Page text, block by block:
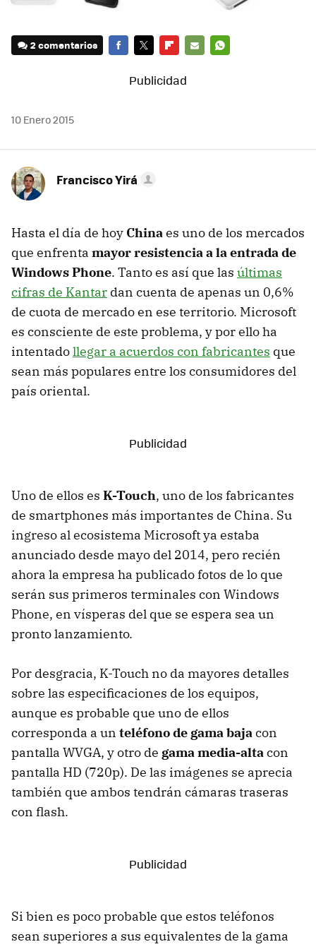
2 comentarios
MAIL
10 Enero 2015
Francisco Yirá
Hasta el día de hoy Chinaes uno de los mercados
que enfrenta mayor resistencia a la entrada de
Windows Phone. Tanto es así que las últimas
cifras de Kantar dan cuenta de apenas un 0,6%
de cuota de mercado en ese territorio. Microsoft
es consciente de este problema, y por ello ha
intentadollegar a acuerdos con fabricantes que
sean más populares entre los consumidores del
país oriental.
Uno de ellos es K-Touch, uno de los fabricantes
de smartphones más importantes de China. Su
ingreso al ecosistema Microsoft ya estaba
anunciado desde mayo del 2014, pero recién
ahora la empresa ha publicado fotos de lo que
serán sus primeros terminales con Windows
Phone, en vísperas del que se espera sea un
pronto lanzamiento.
Por desgracia, K-Touch no da mayores detalles
sobre las especificaciones de los equipos,
aunque es probable que uno de ellos
corresponda a un teléfono de gama bajacon
pantalla WVGA, y otro de gama media-altacon
pantalla HD (720p). De las imágenes se aprecia
también que ambos tendrán cámaras traseras
con flash.
Si bien es poco probable que estos teléfonos
sean superiores a sus equivalentes de la gama